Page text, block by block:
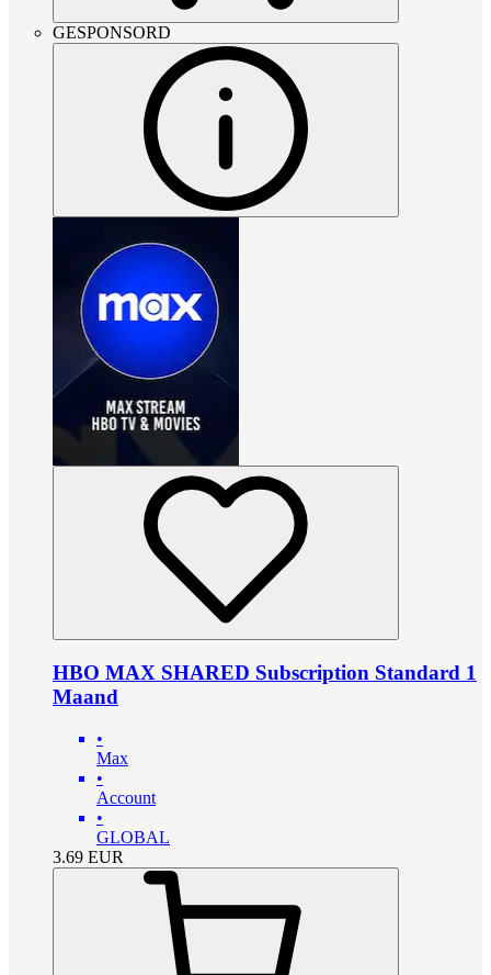
GESPONSORD
HBO MAX SHARED Subscription Standard 1
Maand
•
Max
•
Account
•
GLOBAL
3.69 EUR